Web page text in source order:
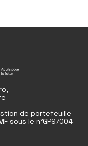
de portefeuille
sous le n°GP97004